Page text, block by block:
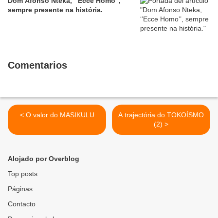
sempre presente na história.
Comentarios
< O valor do MASIKULU
A trajectória do TOKOÍSMO
(2) >
Alojado por Overblog
Top posts
Páginas
Contacto